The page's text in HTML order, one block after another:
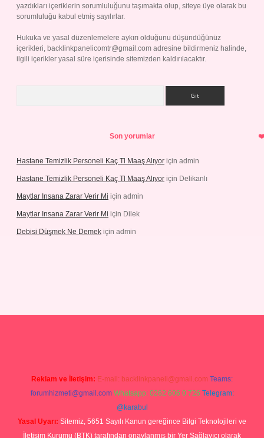
yazdıkları içeriklerin sorumluluğunu taşımakta olup, siteye üye olarak bu
sorumluluğu kabul etmiş sayılırlar.
Hukuka ve yasal düzenlemelere aykırı olduğunu düşündüğünüz
içerikleri, backlinkpanelicomtr@gmail.com adresine bildirmeniz halinde,
ilgili içerikler yasal süre içerisinde sitemizden kaldırılacaktır.
Son yorumlar
Hastane Temizlik Personeli Kaç Tl Maaş Alıyor için admin
Hastane Temizlik Personeli Kaç Tl Maaş Alıyor için Delikanlı
Maytlar Insana Zarar Verir Mi için admin
Maytlar Insana Zarar Verir Mi için Dilek
Debisi Düşmek Ne Demek için admin
Reklam ve İletişim: E-mail: backlinkpaneli@gmail.com Teams:
forumhizmeti@gmail.com Whatsapp: 0262 606 0 726 Telegram:
@karabul
Yasal Uyarı: Sitemiz, 5651 Sayılı Kanun gereğince Bilgi Teknolojileri ve
İletişim Kurumu (BTK) tarafından onaylanmış bir Yer Sağlayıcı olarak